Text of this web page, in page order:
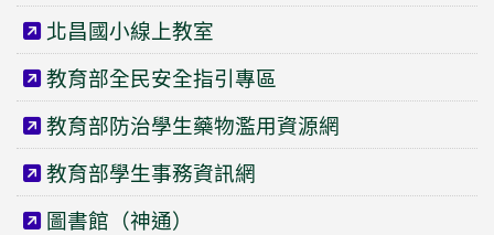
北昌國小線上教室
教育部全民安全指引專區
教育部防治學生藥物濫用資源網
教育部學生事務資訊網
圖書館（神通）